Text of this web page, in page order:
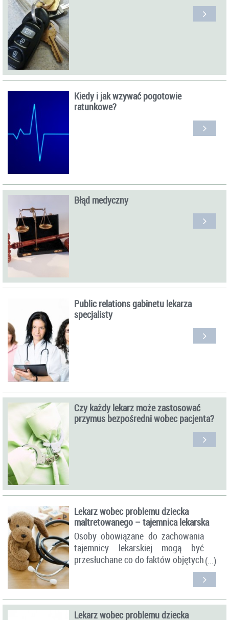
Kiedy i jak wzywać pogotowie
ratunkowe?
Błąd medyczny
Public relations gabinetu lekarza
specjalisty
Czy każdy lekarz może zastosować
przymus bezpośredni wobec pacjenta?
Lekarz wobec problemu dziecka
maltretowanego – tajemnica lekarska
Osoby obowiązane do zachowania
tajemnicy lekarskiej mogą być
przesłuchane co do faktów objętych
tą tajemnicą tylko wtedy, gdy to jest
niezbędne dla dobra wymiaru
może być ustalona na podstawie
Lekarz wobec problemu dziecka